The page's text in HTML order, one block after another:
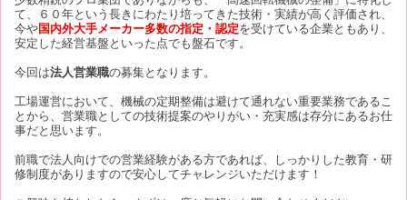
て、６０年という長きにわたり培ってきた技術・実績が高く評価され、
今や国内外大手メーカー多数の指定・認定を受けている企業ともあり、
安定した経営基盤といった点でも盤石です。
今回は法人営業職の募集となります。
工場運営において、機械の定期整備は避けて通れない重要業務であるこ
とから、営業職としての技術提案のやりがい・充実感は存分にあるお仕
事だと思います。
前職で法人向けでの営業経験がある方であれば、しっかりした教育・研
修制度がありますので安心してチャレンジいただけます！